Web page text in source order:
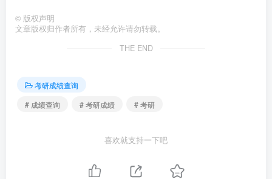
© 版权声明
文章版权归作者所有，未经允许请勿转载。
THE END
考研成绩查询
# 成绩查询
# 考研成绩 # 考研
喜欢就支持一下吧